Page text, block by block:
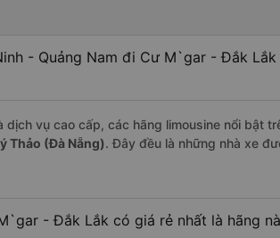
- Quảng Nam đi Cư M`gar - Đắk
dịch vụ cao cấp, các hãng limousine nổi bật
Thảo (Đà Nẵng). Đây đều là những nhà xe
- Đắk Lắk có giá rẻ nhất là hãng